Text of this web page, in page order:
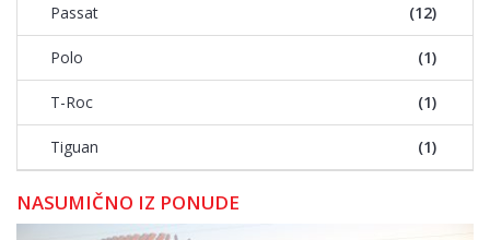
Passat (12)
Polo (1)
T-Roc (1)
Tiguan (1)
NASUMIČNO IZ PONUDE